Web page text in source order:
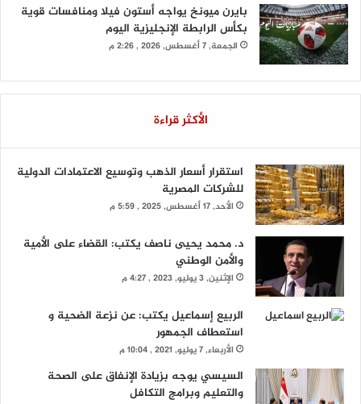
بايرن ميونخ يواجه أستون فيلا ومنافسات قوية
بكأس الرابطة الإنجليزية اليوم
الجمعة, 7 أغسطس, 2026 , 2:26 م
الأكثر قراءة
استقرار أسعار الذهب وتوسيع الاعتمادات الدولية
للشركات المصرية
الأحد, 17 أغسطس, 2025 , 5:59 م
د. محمد يحيى ناصف يكتب: القضاء على الأمية
والأمن الوطني
الإثنين, 3 يوليو, 2023 , 4:27 م
الربيع إسماعيل يكتب: عن نزعة الضحية و
استعطاف الجمهور
الأربعاء, 7 يوليو, 2021 , 10:04 م
السيسي يوجه بزيادة الإنفاق على الصحة
والتعليم وبرامج التكافل